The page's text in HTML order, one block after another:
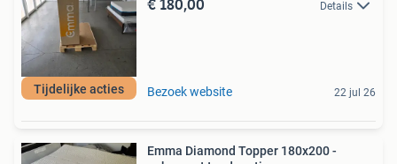
Tijdelijke acties
Details
Bezoek website 22 jul 26
Emma Diamond Topper 180x200 -